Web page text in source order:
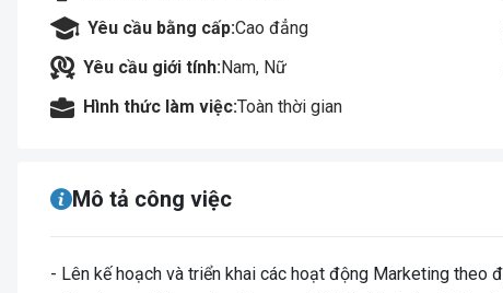
Yêu cầu bằng cấp:Cao đẳng
Yêu cầu giới tính:Nam, Nữ
Hình thức làm việc:Toàn thời gian
Mô tả công việc
- Lên kế hoạch và triển khai các hoạt động Marketing theo